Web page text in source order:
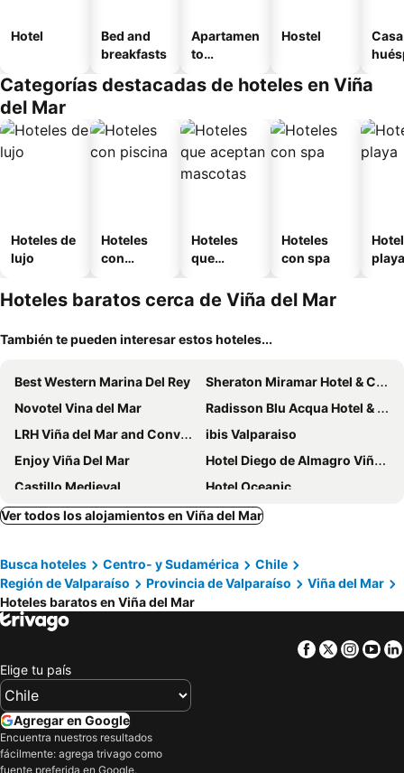
Hotel
Bed and
breakfasts
Apartamen
to
o
Hostel
Categorías destacadas de hoteles en Viña
del Mar
Hoteles de
lujo
Hoteles
con
Hoteles
que
mascotas
Hoteles
con spa
playa
Hoteles baratos cerca de Viña del Mar
También te pueden interesar estos hoteles...
Best Western Marina Del Rey
Sheraton Miramar Hotel & Convention Center
Novotel Vina del Mar
Radisson Blu Acqua Hotel & Spa Concon
LRH Viña del Mar and Convention Center
ibis Valparaiso
Enjoy Viña Del Mar
Hotel Diego de Almagro Viña del Mar
Castillo Medieval
Hotel Oceanic
Hotel Bosque de Reñaca
Hotel Terrazas Del Mar
Hotel Capric
Hotel Bianca Boutique
Hotel Restaurante Ankara
Hotel Diego de Almagro Valparaíso
Hostal 7 Norte
Hotel Boutique Casa Recreo
Hotel Boutique Ossido Nero
B&B Patrimonial Little Castle
Hostal Terraza Recreo
Hotel Castillo Viña del Mar
Ver todos los alojamientos en Viña del Mar
Busca hoteles Centro- y Sudamérica
Chile
Región de Valparaíso
Provincia de Valparaíso
Viña del Mar
Hoteles baratos en Viña del Mar
Facebook
Twitter
Elige tu país
Agregar en Google
Encuentra nuestros resultados
fácilmente: agrega trivago como
fuente preferida en Google.